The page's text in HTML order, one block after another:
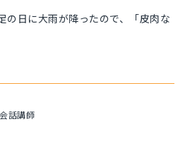
の日に大雨が降ったので、「皮肉な
話講師